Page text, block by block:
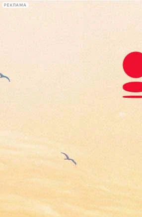
РЕКЛАМА
лекции
книги